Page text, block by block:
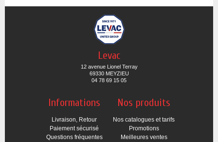
Levac
12 avenue Lionel Terray
69330 MEYZIEU
04 78 69 15 05
Informations
Livraison, Retour
Paiement sécurisé
Questions fréquentes
Nos produits
Nos catalogues et tarifs
Promotions
Meilleures ventes